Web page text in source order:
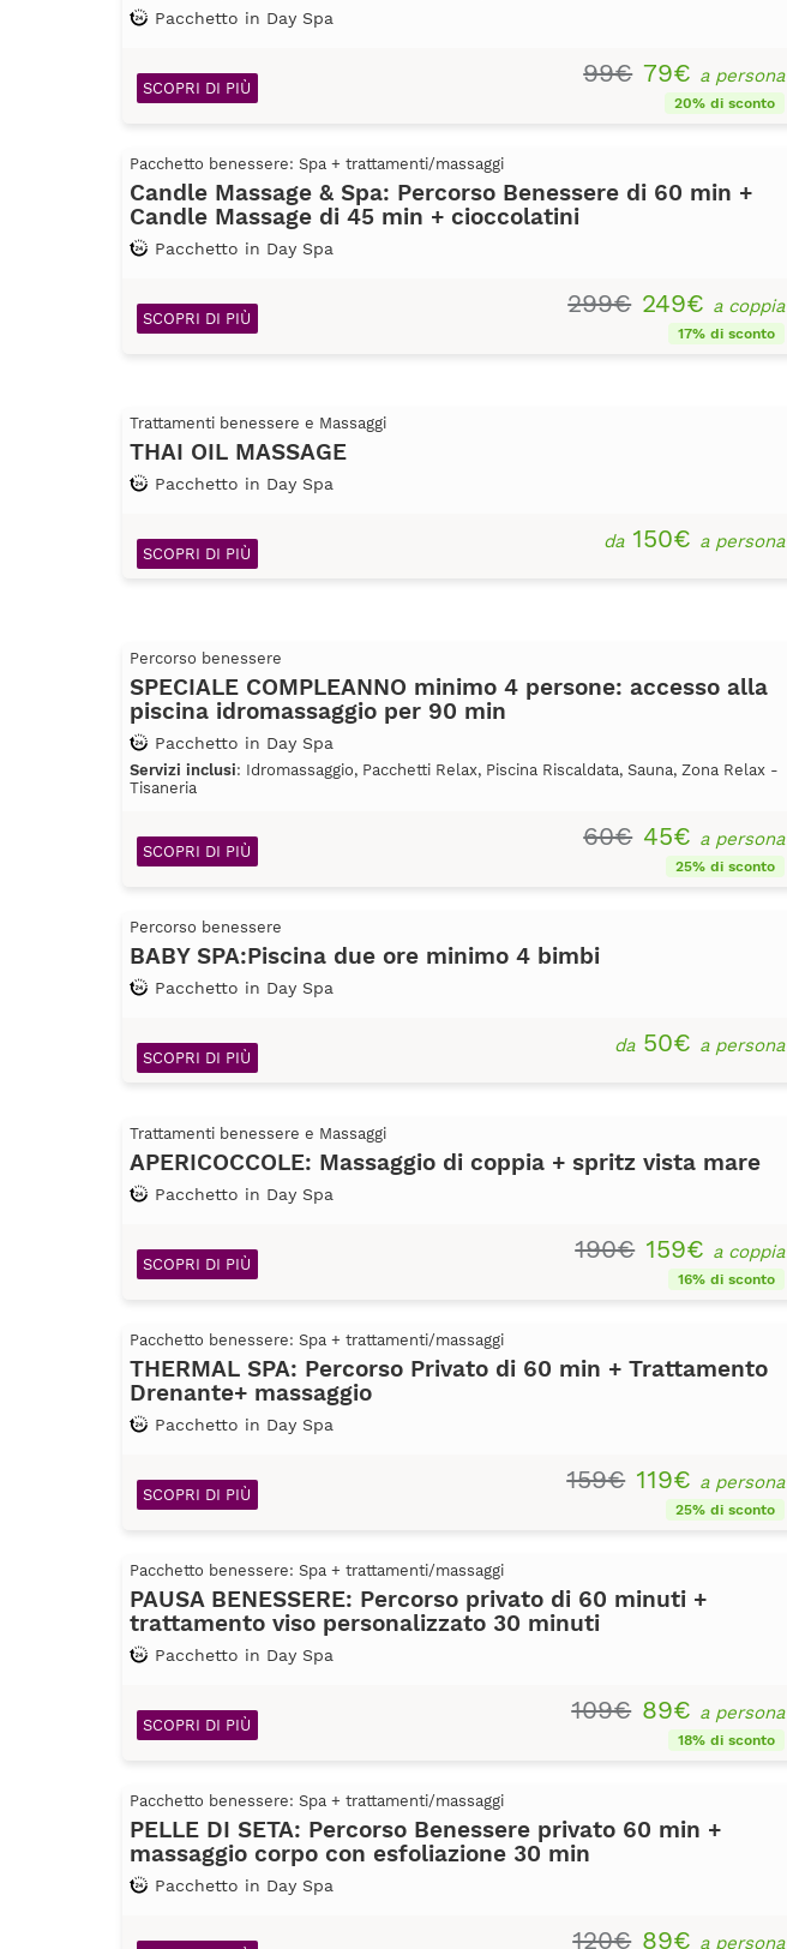
Pacchetto in Day Spa
99€ 79€ a persona
20% di sconto
SCOPRI DI PIÙ
Pacchetto benessere: Spa + trattamenti/massaggi
Candle Massage & Spa: Percorso Benessere di 60 min +
Candle Massage di 45 min + cioccolatini
Pacchetto in Day Spa
299€ 249€ a coppia
17% di sconto
SCOPRI DI PIÙ
Trattamenti benessere e Massaggi
THAI OIL MASSAGE
Pacchetto in Day Spa
da150€ a persona
SCOPRI DI PIÙ
Percorso benessere
SPECIALE COMPLEANNO minimo 4 persone: accesso alla
piscina idromassaggio per 90 min
Pacchetto in Day Spa
Servizi inclusi: Idromassaggio, Pacchetti Relax, Piscina Riscaldata, Sauna, Zona Relax -
Tisaneria
60€ 45€ a persona
25% di sconto
SCOPRI DI PIÙ
Percorso benessere
BABY SPA:Piscina due ore minimo 4 bimbi
Pacchetto in Day Spa
da50€ a persona
SCOPRI DI PIÙ
Trattamenti benessere e Massaggi
APERICOCCOLE: Massaggio di coppia + spritz vista mare
Pacchetto in Day Spa
190€ 159€ a coppia
16% di sconto
SCOPRI DI PIÙ
Pacchetto benessere: Spa + trattamenti/massaggi
THERMAL SPA: Percorso Privato di 60 min + Trattamento
Drenante+ massaggio
Pacchetto in Day Spa
159€ 119€ a persona
25% di sconto
SCOPRI DI PIÙ
Pacchetto benessere: Spa + trattamenti/massaggi
PAUSA BENESSERE: Percorso privato di 60 minuti +
trattamento viso personalizzato 30 minuti
Pacchetto in Day Spa
109€ 89€ a persona
18% di sconto
SCOPRI DI PIÙ
Pacchetto benessere: Spa + trattamenti/massaggi
PELLE DI SETA: Percorso Benessere privato 60 min +
massaggio corpo con esfoliazione 30 min
Pacchetto in Day Spa
120€ 89€ a persona